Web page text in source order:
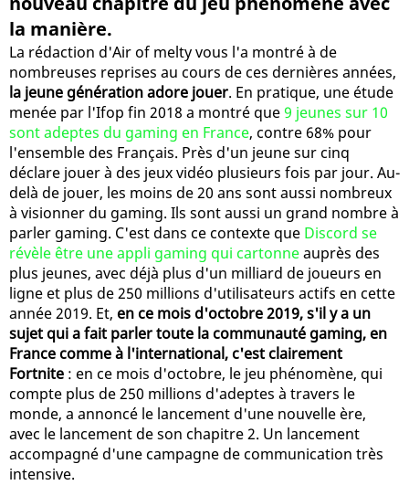
la manière.
La rédaction d'Air of melty vous l'a montré à de
nombreuses reprises au cours de ces dernières années,
la jeune génération adore jouer. En pratique, une étude
menée par l'Ifop fin 2018 a montré que9 jeunes sur 10
sont adeptes du gaming en France, contre 68% pour
l'ensemble des Français. Près d'un jeune sur cinq
déclare jouer à des jeux vidéo plusieurs fois par jour. Au-
delà de jouer, les moins de 20 ans sont aussi nombreux
à visionner du gaming. Ils sont aussi un grand nombre à
parler gaming. C'est dans ce contexte que Discord se
révèle être une appli gaming qui cartonneauprès des
plus jeunes, avec déjà plus d'un milliard de joueurs en
ligne et plus de 250 millions d'utilisateurs actifs en cette
année 2019. Et, en ce mois d'octobre 2019, s'il y a un
sujet qui a fait parler toute la communauté gaming, en
France comme à l'international, c'est clairement
Fortnite : en ce mois d'octobre, le jeu phénomène, qui
compte plus de 250 millions d'adeptes à travers le
monde, a annoncé le lancement d'une nouvelle ère,
avec le lancement de son chapitre 2. Un lancement
accompagné d'une campagne de communication très
intensive.